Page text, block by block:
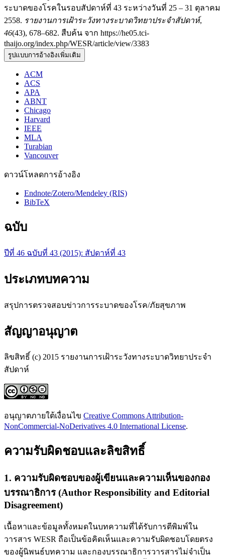
ระบาดของโรคในรอบสัปดาห์ที่ 43 ระหว่างวันที่ 25 – 31 ตุลาคม
2558. รายงานการเฝ้าระวังทางระบาดวิทยาประจำสัปดาห์,
46(43), 678–682. สืบค้น จาก https://he05.tci-
thaijo.org/index.php/WESR/article/view/3383
รูปแบบการอ้างอิงเพิ่มเติม
ACM
ACS
APA
ABNT
Chicago
Harvard
IEEE
MLA
Turabian
Vancouver
ดาวน์โหลดการอ้างอิง
Endnote/Zotero/Mendeley (RIS)
BibTeX
ฉบับ
ปีที่ 46 ฉบับที่ 43 (2015): สัปดาห์ที่ 43
ประเภทบทความ
สรุปการตรวจสอบข่าวการระบาดของโรค/ภัยสุขภาพ
สัญญาอนุญาต
ลิขสิทธิ์ (c) 2015 รายงานการเฝ้าระวังทางระบาดวิทยาประจำ
สัปดาห์
อนุญาตภายใต้เงื่อนไข Creative Commons Attribution-
NonCommercial-NoDerivatives 4.0 International License.
ความรับผิดชอบและลิขสิทธิ์
1. ความรับผิดชอบของผู้เขียนและความเห็นของกอง
บรรณาธิการ (Author Responsibility and Editorial
Disagreement)
เนื้อหาและข้อมูลทั้งหมดในบทความที่ได้รับการตีพิมพ์ใน
วารสาร WESR ถือเป็นข้อคิดเห็นและความรับผิดชอบโดยตรง
ของผู้นิพนธ์บทความ และกองบรรณาธิการวารสารไม่จำเป็น